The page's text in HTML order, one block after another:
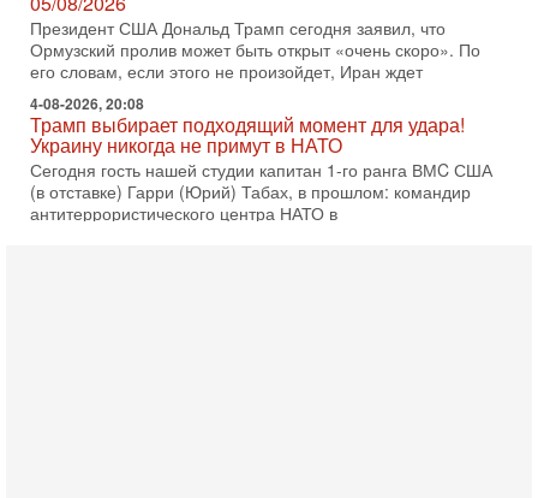
4-08-2026, 20:08
Трамп выбирает подходящий момент для удара!
Украину никогда не примут в НАТО
Сегодня гость нашей студии капитан 1-го ранга ВМC США
(в отставке) Гарри (Юрий) Табах, в прошлом: командир
антитеррористического центра НАТО в
3-08-2026, 19:07
«Либо в армию — либо в тюрьму?»
Ситуация вокруг призыва ультраортодоксов в ЦАХАЛ
достигла точки кипения. Попытки принять закон,